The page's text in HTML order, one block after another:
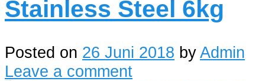
Stainless Steel 6kg
Posted on 26 Juni 2018 byAdmin
Leave a comment